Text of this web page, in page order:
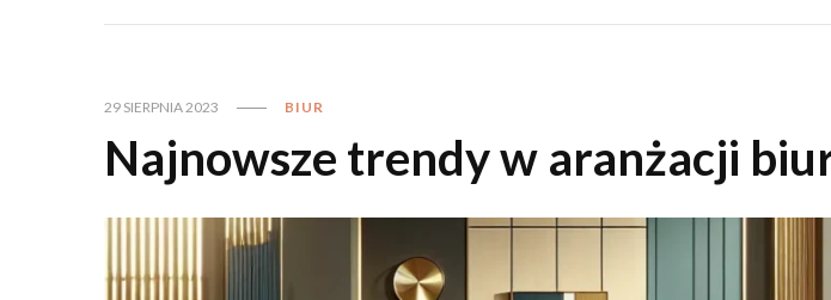
29 SIERPNIA 2023 BIUR
Najnowsze trendy w aranżacji